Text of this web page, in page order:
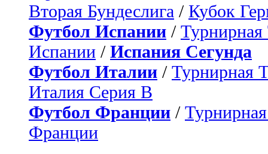
Вторая Бундеслига / Кубок
Футбол Испании / Турнирная
Испании / Испания Сегунда
Футбол Италии / Турнирная
Италия Серия B
Футбол Франции /
Франции